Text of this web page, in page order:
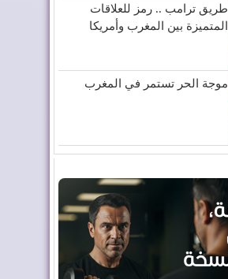
طريق ترامب .. رمز للعلاقات
المتميزة بين المغرب وأمريكا
موجة الحر تستمر في المغرب